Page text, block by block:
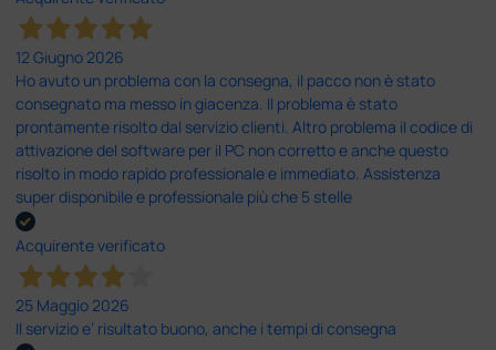
12 Giugno 2026
Ho avuto un problema con la consegna, il pacco non è stato
consegnato ma messo in giacenza. Il problema è stato
prontamente risolto dal servizio clienti. Altro problema il codice di
attivazione del software per il PC non corretto e anche questo
risolto in modo rapido professionale e immediato. Assistenza
super disponibile e professionale più che 5 stelle
Acquirente verificato
25 Maggio 2026
Il servizio e’ risultato buono, anche i tempi di consegna